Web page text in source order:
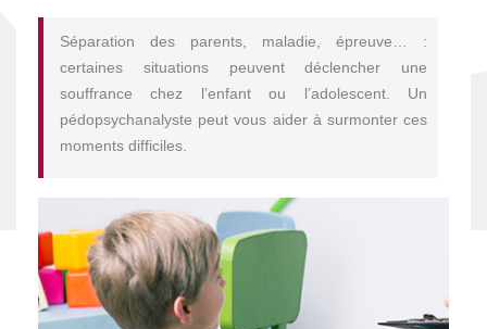
Séparation des parents, maladie, épreuve… :
certaines situations peuvent déclencher une
souffrance chez l’enfant ou l’adolescent. Un
pédopsychanalyste peut vous aider à surmonter ces
moments difficiles.